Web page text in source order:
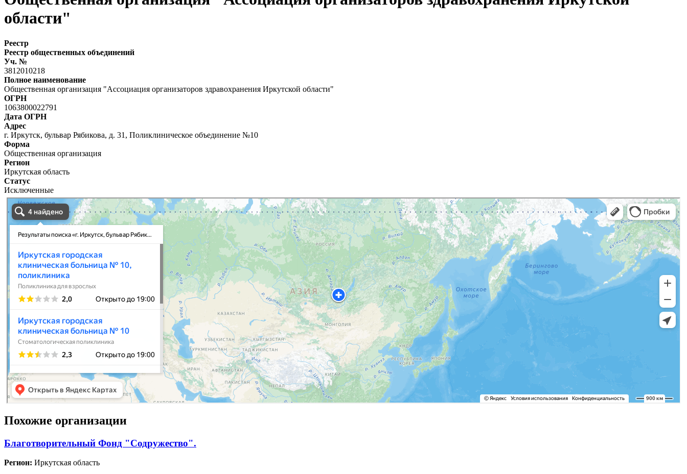
области"
Реестр
Реестр общественных объединений
Уч. №
3812010218
Полное наименование
Общественная организация "Ассоциация организаторов здравохранения Иркутской области"
ОГРН
1063800022791
Дата ОГРН
Адрес
г. Иркутск, бульвар Рябикова, д. 31, Поликлиническое объединение №10
Форма
Общественная организация
Регион
Иркутская область
Статус
Исключенные
Похожие организации
Благотворительный Фонд "Содружество".
Регион: Иркутская область